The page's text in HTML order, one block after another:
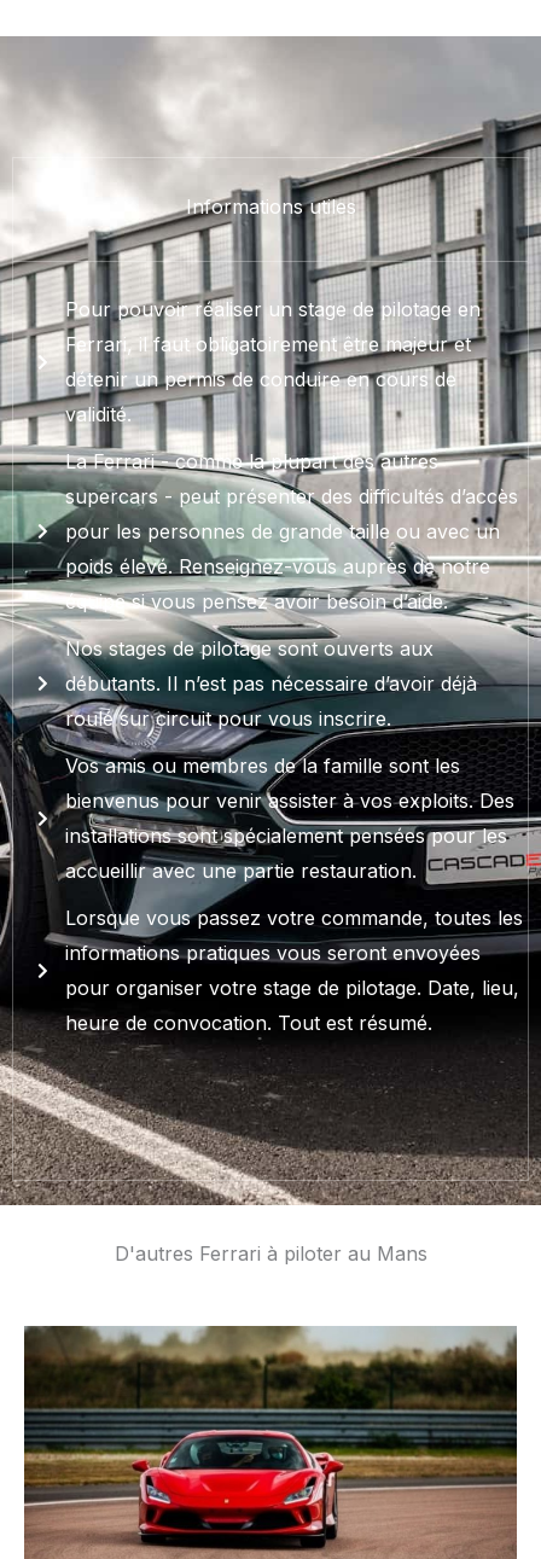
Informations utiles
Pour pouvoir réaliser un stage de pilotage en
Ferrari, il faut obligatoirement être majeur et
détenir un permis de conduire en cours de
validité.
La Ferrari - comme la plupart des autres
supercars - peut présenter des difficultés d’accès
pour les personnes de grande taille ou avec un
poids élevé. Renseignez-vous auprès de notre
équipe si vous pensez avoir besoin d’aide.
Nos stages de pilotage sont ouverts aux
débutants. Il n’est pas nécessaire d’avoir déjà
roulé sur circuit pour vous inscrire.
Vos amis ou membres de la famille sont les
bienvenus pour venir assister à vos exploits. Des
installations sont spécialement pensées pour les
accueillir avec une partie restauration.
Lorsque vous passez votre commande, toutes les
informations pratiques vous seront envoyées
pour organiser votre stage de pilotage. Date, lieu,
heure de convocation. Tout est résumé.
D'autres Ferrari à piloter au Mans